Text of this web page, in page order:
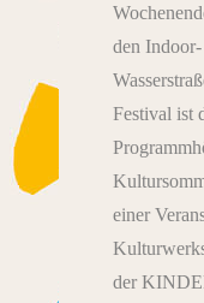
den
Festival ist
einer
der